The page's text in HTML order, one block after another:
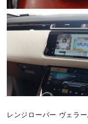
レンジローバー ヴェラ